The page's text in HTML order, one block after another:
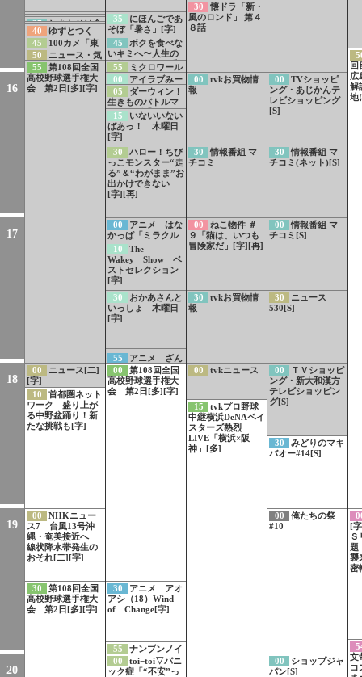
16
17
18
19
20
35
NHKスペシ
ャルPR 無言の証
言者 原爆ドーム
が背負う“戦争”
36
LIFE！夏 1
分PR 久保史緒里
初登場！豪華キャ
スト集結！
37
しあわせは食
べて寝て待て〜早
春の養生編〜事前
PR[字]
39
NHK夏の音
楽祭 うたであえ
たら 2026 北川
景子インタビュー
＆メッセージ募集
40
ゆずとつく
る 未来へつなぐ
うた NHK東日本
大震災15年 震災
伝承ソング「幾
重」
45
100カメ「東
海道新幹線」制作
舞台裏[字]
50
ニュース・気
象情報[字]
55
第108回全国
高校野球選手権大
会 第2日[多][字]
00
ニュース[二]
[字]
10
首都圏ネット
ワーク 盛り上が
る中野盆踊り！新
たな挑戦も[字]
00
NHKニュー
ス7 台風13号沖
縄・奄美接近へ
線状降水帯発生の
おそれ[二][字]
30
第108回全国
高校野球選手権大
会 第2日[多][字]
35
にほんごであ
そぼ「暑さ」[字]
[デ]
45
ボクを食べな
いキミへ〜人生の
食敵〜 須田亜香
里 VS グレープ
フルーツ[字]
55
ミクロワール
ド「針で攻撃 イ
ソギンチャク」
[字]
00
アイラブみー
PR[字]
05
ダーウィン！
生きものバトルマ
スターズ「とびだ
せ！ロケットジャ
ンプ対決」[字]
15
いないいない
ばあっ！ 木曜日
[字]
30
ハロー！ちび
っこモンスター“走
る”＆“わがまま”お
出かけできない
[字][再]
00
アニメ はな
かっぱ「ミラクル
ウーマンはだれ
だ！」「歌ってモ
ンシロー」[字][デ]
10
The
Wakey Show ベ
ストセレクション
[字]
30
おかあさんと
いっしょ 木曜日
[字]
54
あおきいろ
カッパは知ってい
る 海遊びでのキ
ケン
55
アニメ ざん
ねんないきもの事
典[字]
00
第108回全国
高校野球選手権大
会 第2日[多][字]
30
アニメ アオ
アシ（18）Wind
of Change[字]
55
ナンブンノイ
チ（22）1800分の
1のヒトって？登山
00
toi−toi▽パニ
ック症「“不安”っ
30
懐ドラ「新・
風のロンド」 第４
８話
00
tvkお買物情
報
30
情報番組 マ
チコミ
00
ねこ物件 ＃
９「猫は、いつも
冒険家だ」[字][再]
30
tvkお買物情
報
00 tvkニュース
15
tvkプロ野球
中継横浜DeNAベイ
スターズ熱烈
LIVE「横浜×阪
神」[多]
00
TVショッピ
ング・あじかんテ
レビショッピング
[S]
30
情報番組 マ
チコミ(ネット)[S]
00
情報番組 マ
チコミ[S]
30
ニュース
530[S]
00
ＴＶショッピ
ング・新大和漢方
テレビショッピン
グ[S]
30
みどりのマキ
バオー#14[S]
00
俺たちの祭
#10
00
ショップジャ
パン[S]
回
広
解
地
[
Ｓ
題
襲
密
文
コ